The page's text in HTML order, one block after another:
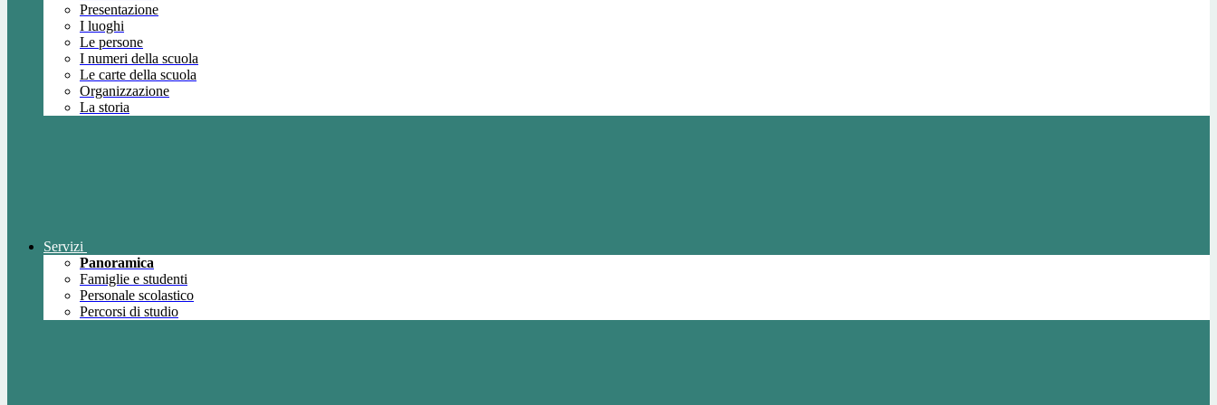
Presentazione
I luoghi
Le persone
I numeri della scuola
Le carte della scuola
Organizzazione
La storia
Servizi
Panoramica
Famiglie e studenti
Personale scolastico
Percorsi di studio